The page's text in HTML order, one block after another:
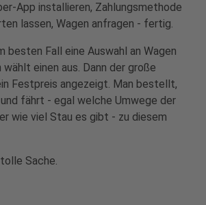
App installieren, Zahlungsmethode
lassen, Wagen anfragen - fertig.
besten Fall eine Auswahl an Wagen
wählt einen aus. Dann der große
Festpreis angezeigt. Man bestellt,
fährt - egal welche Umwege der
wie viel Stau es gibt - zu diesem
Sache.